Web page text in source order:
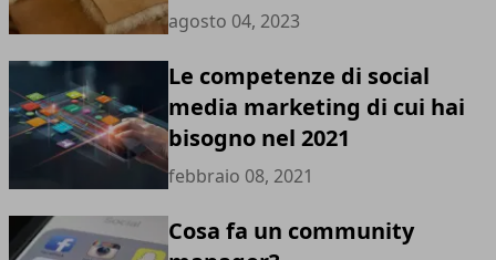
agosto 04, 2023
Le competenze di social
media marketing di cui hai
bisogno nel 2021
febbraio 08, 2021
Cosa fa un community